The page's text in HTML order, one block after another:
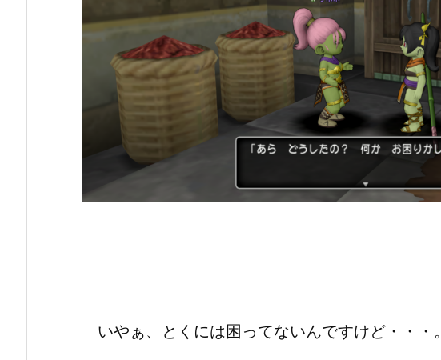
いやぁ、とくには困ってないんですけど・・・。